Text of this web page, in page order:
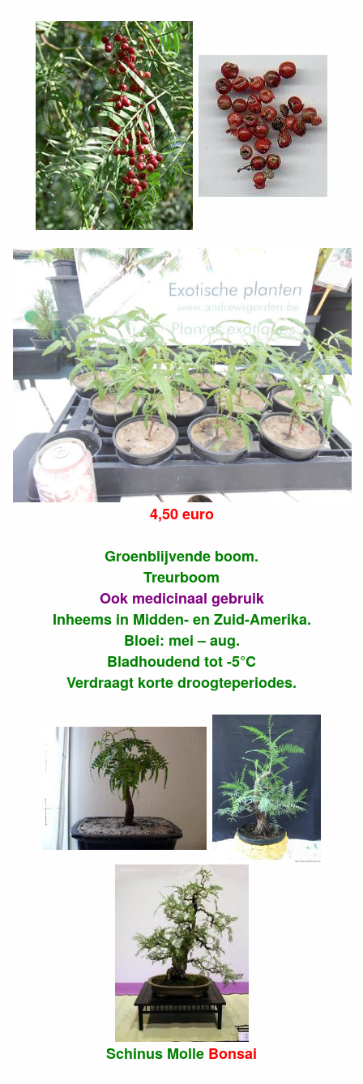
4,50 euro
Groenblijvende boom.
Treurboom
Ook medicinaal gebruik
Inheems in Midden- en Zuid-Amerika.
Bloei: mei – aug.
Bladhoudend tot -5°C
Verdraagt korte droogteperiodes.
Schinus Molle Bonsai